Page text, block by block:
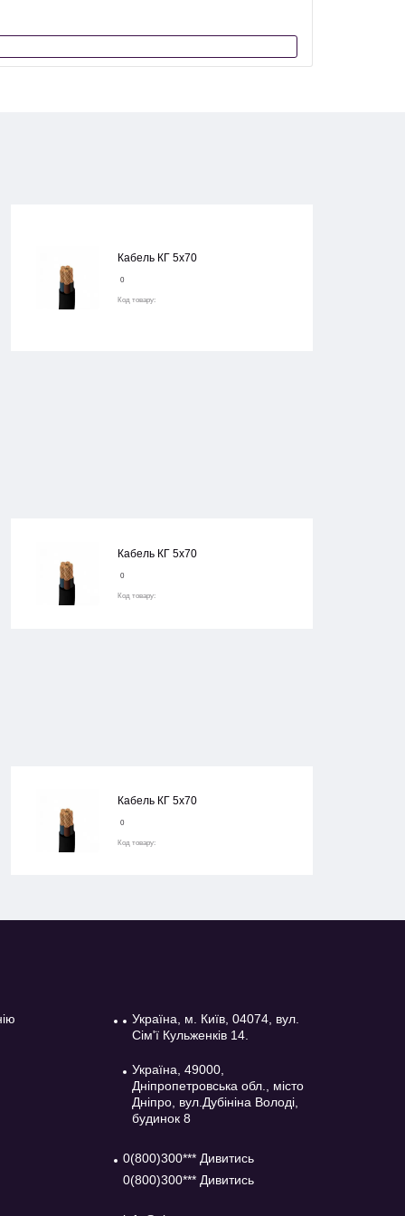
Кабель КГ 5х70
0
Код товару:
Кабель КГ 5х70
0
Код товару:
Кабель КГ 5х70
0
Код товару:
Україна, м. Київ, 04074, вул.
Сім'ї Кульженків 14.
Україна, 49000,
Дніпропетровська обл., місто
Дніпро, вул.Дубініна Володі,
будинок 8
0(800)300*** Дивитись
0(800)300*** Дивитись